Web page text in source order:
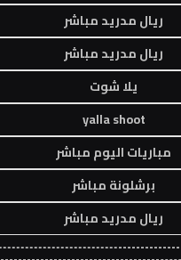
ريال مدريد مباشر
ريال مدريد مباشر
يلا شوت
yalla shoot
مباريات اليوم مباشر
برشلونة مباشر
ريال مدريد مباشر